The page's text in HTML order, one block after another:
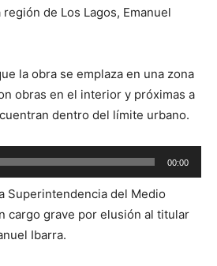
de Los Lagos, Emanuel
la obra se emplaza en una zona
obras en el interior y próximas a
dentro del límite urbano.
00:00
Superintendencia del Medio
cargo grave por elusión al titular
Ibarra.